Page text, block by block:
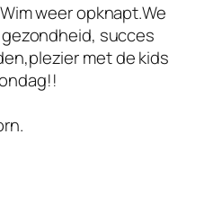
weer opknapt.We
succes
met de kids